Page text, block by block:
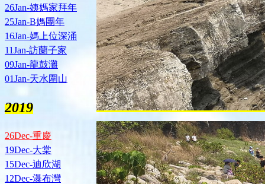
26Jan-姨媽家拜年
25Jan-B媽團年
16Jan-媽上位深涌
11Jan-訪蘭子家
09Jan-龍鼓灘
01Jan-天水圍山
2019
26Dec-重慶
19Dec-大棠
15Dec-迪欣湖
12Dec-瀑布灣